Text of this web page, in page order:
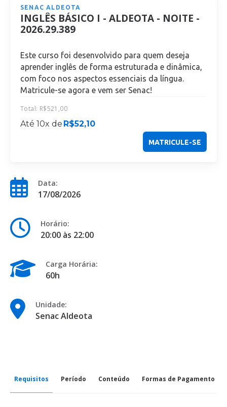
SENAC ALDEOTA
INGLÊS BÁSICO I - ALDEOTA - NOITE -
2026.29.389
Este curso foi desenvolvido para quem deseja
aprender inglês de forma estruturada e dinâmica,
com foco nos aspectos essenciais da língua.
Matricule-se agora e vem ser Senac!
Total: R$521,00
Até 10x de R$52,10
MATRICULE-SE
Data:
17/08/2026
Horário:
20:00 às 22:00
Carga Horária:
60h
Unidade:
Senac Aldeota
Requisitos Período Conteúdo Formas de Pagamento